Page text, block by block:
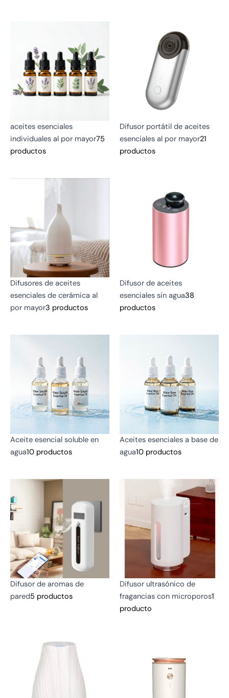
aceites esenciales
individuales al por mayor75
productos
Difusor portátil de aceites
esenciales al por mayor21
productos
Difusores de aceites
esenciales de cerámica al
por mayor3 productos
Difusor de aceites
esenciales sin agua38
productos
Aceite esencial soluble en
agua10 productos
Aceites esenciales a base de
agua10 productos
Difusor de aromas de
pared5 productos
Difusor ultrasónico de
fragancias con microporos1
producto